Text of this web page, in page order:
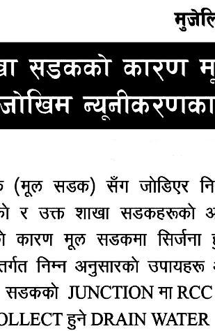
खेलकुद पत्रकार मञ्च (एनएसजेएफ) ले
भाइरसको महामारीका कारण यस वर्षको
दूरी कायम गर्नुपर्ने अवस्था
मञ्चका अध्यक्ष देवेन्द्र सुवेदीले जानकारी
। वर्षको उत्कृष्ट खेलाडी युवा, महिला र
वर्षको उत्कृष्ट टोली, पिपल्स
च्वाइस् अवार्ड, स्पेसल र लाइभ टाइम
आधारमा प्रदान गरिने छ । पिपल्स
अवार्डको यो १७औँ संस्करण
बिक्रेता हंसराज हुलासचन्द्र एण्ड
निर्देशक अभिमन्यू गोल्छाले